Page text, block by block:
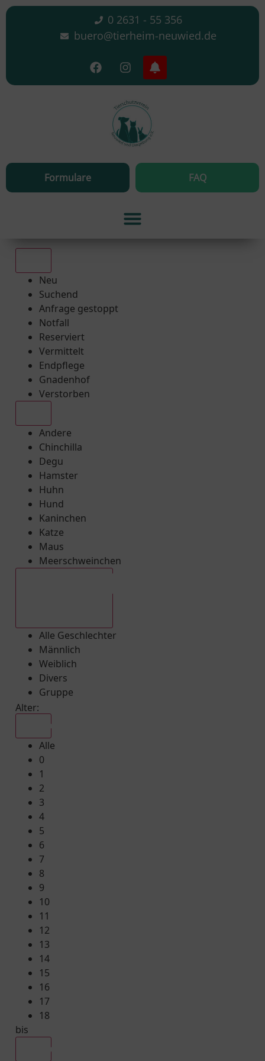
0 2631 - 55 356
buero@tierheim-neuwied.de
Formulare FAQ
Neu
Suchend
Anfrage gestoppt
Notfall
Reserviert
Vermittelt
Endpflege
Gnadenhof
Verstorben
Andere
Chinchilla
Degu
Hamster
Huhn
Hund
Kaninchen
Katze
Maus
Meerschweinchen
Alle Geschlechter
Männlich
Weiblich
Divers
Gruppe
Alter:
Alle
0
1
2
3
4
5
6
7
8
9
10
11
12
13
14
15
16
17
18
bis